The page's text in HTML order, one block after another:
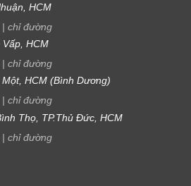
HCM
| chỉ đường
Vấp, HCM
| chỉ đường
HCM (Bình Dương)
| chỉ đường
Thọ, TP.Thủ Đức, HCM
| chỉ đường